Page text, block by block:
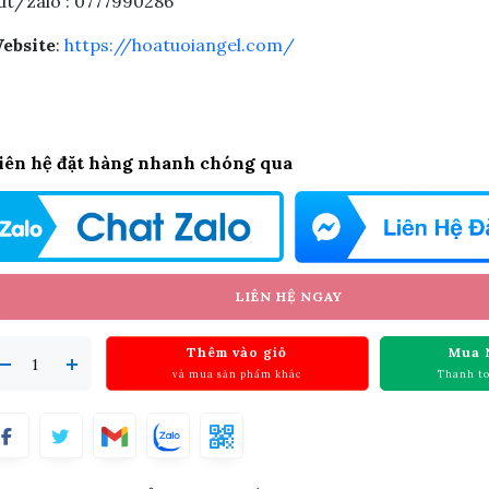
: https://hoatuoiangel.com/
hệ đặt hàng nhanh chóng qua
LIÊN HỆ NGAY
Thêm vào giỏ
và mua sản phẩm khác
Mua
Thanh